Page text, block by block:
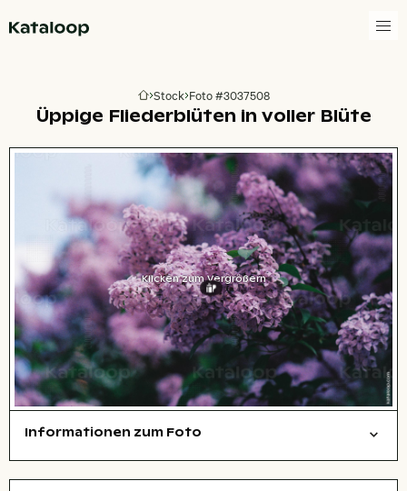
Zur Homepage
Stock Foto #3037508
Üppige Fliederblüten in voller Blüte
Klicken zum Vergrößern
Informationen zum Foto